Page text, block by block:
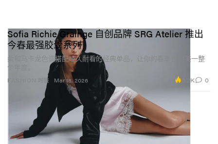
FASHION 时装
Sofia Richie Grainge 自创品牌 SRG Atelier 推出
今春最强胶囊系列
柔和马卡龙色调搭配经久耐看的经典单品，让你的春季衣橱美一整
个年度。
Mar 18, 2026 3.2K 0